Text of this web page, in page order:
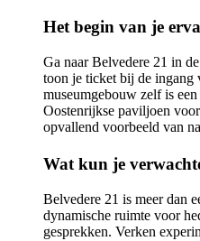
Het begin van je
Ga naar Belvedere 21 in
toon je ticket bij de ingang
museumgebouw zelf is
Oostenrijkse paviljoen
opvallend voorbeeld van
Wat kun je
Belvedere 21 is meer dan
dynamische ruimte voor
gesprekken. Verken